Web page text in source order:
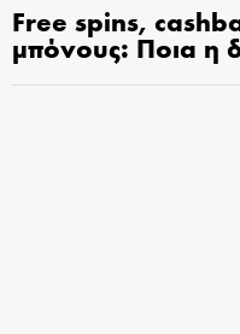
Free spins,
μπόνους: Ποια η